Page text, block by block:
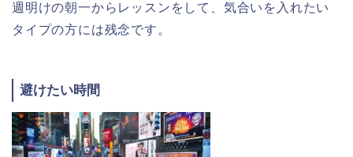
週明けの朝一からレッスンをして、気合いを入れたい
タイプの方には残念です。
避けたい時間